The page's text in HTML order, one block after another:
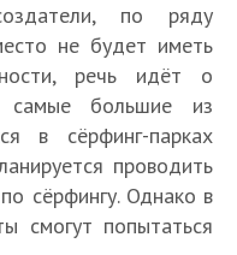
по ряду
не будет иметь
речь идёт о
самые большие из
в сёрфинг-парках
проводить
сёрфингу. Однако в
смогут попытаться